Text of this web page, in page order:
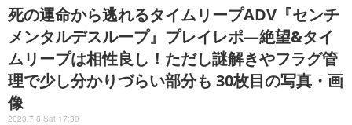
死の運命から逃れるタイムリープADV『センチ
メンタルデスループ』プレイレポ―絶望&タイ
ムリープは相性良し！ただし謎解きやフラグ管
理で少し分かりづらい部分も 30枚目の写真・画
像
2023.7.8 Sat 17:30